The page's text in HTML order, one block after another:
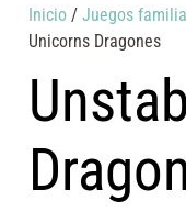
Inicio /Juegos
Unicorns Dragones